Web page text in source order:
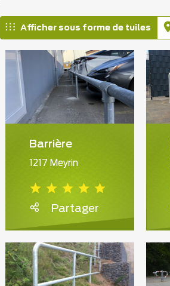
Afficher sous forme de tuiles
Barrière
1217 Meyrin
Partager